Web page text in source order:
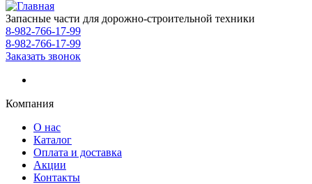
Запасные части для дорожно-строительной техники
8-982-766-17-99
8-982-766-17-99
Заказать звонок
Компания
О нас
Каталог
Оплата и доставка
Акции
Контакты